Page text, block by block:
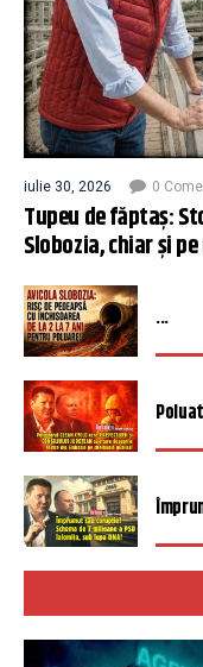
iulie 30, 2026 0
Tupeu de făptaș:
Slobozia, chiar și
...